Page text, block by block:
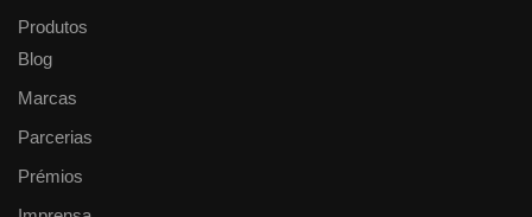
Produtos
Blog
Marcas
Parcerias
Prémios